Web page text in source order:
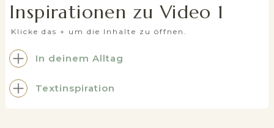
Inspirationen zu Video 1
Klicke das + um die Inhalte zu öffnen.
In deinem Alltag
Textinspiration